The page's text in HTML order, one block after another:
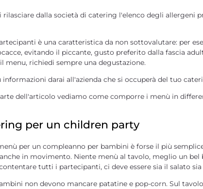
dalla società di catering l'elenco degli allergeni
è una caratteristica da non sottovalutare: per
evitando il piccante, gusto preferito dalla fascia
menu, richiedi sempre una degustazione.
informazioni darai all'azienda che si occuperà del tuo
dell'articolo vediamo come comporre i menù in
per un children party
per un compleanno per bambini è forse il più
in movimento. Niente menù al tavolo, meglio un
tutti i partecipanti, ci deve essere sia il salato
non devono mancare patatine e pop-corn. Sul